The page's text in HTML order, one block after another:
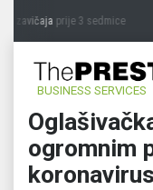
zavičajaprije 3 sedmice
BUSINESS SERVICES
ogromnim